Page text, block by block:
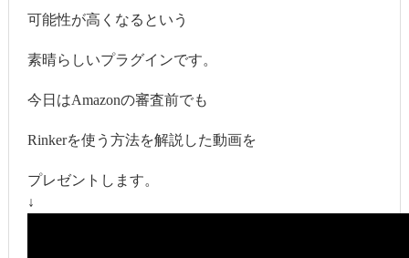
可能性が高くなるという
素晴らしいプラグインです。
今日はAmazonの審査前でも
Rinkerを使う方法を解説した動画を
プレゼントします。
↓